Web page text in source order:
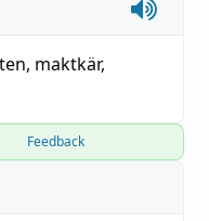
, maktkär,
Feedback